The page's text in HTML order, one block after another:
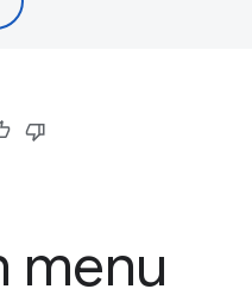
menu